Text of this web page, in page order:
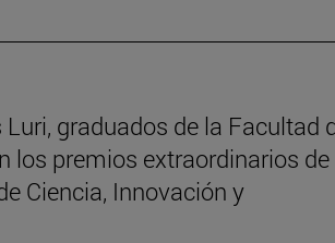
graduados de la Facultad
los premios extraordinarios
Ciencia, Innovación y